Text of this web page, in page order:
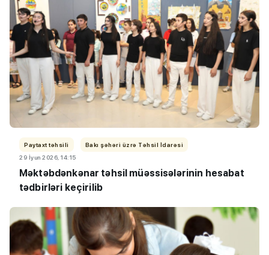
Paytaxt təhsili
Bakı şəhəri üzrə Təhsil İdarəsi
29 İyun 2026, 14:15
Məktəbdənkənar təhsil müəssisələrinin hesabat
tədbirləri keçirilib